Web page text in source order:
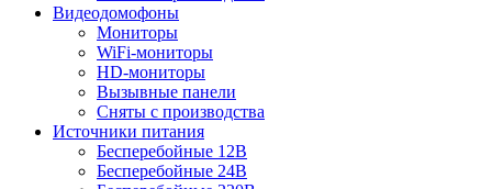
Видеодомофоны
Мониторы
WiFi-мониторы
HD-мониторы
Вызывные панели
Сняты с производства
Источники питания
Бесперебойные 12В
Бесперебойные 24В